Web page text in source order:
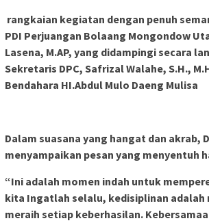
rangkaian kegiatan dengan penuh
PDI Perjuangan Bolaang Mongondow
Lasena, M.AP, yang didampingi secara
Sekretaris DPC, Safrizal Walahe, S.H.,
Bendahara HI.Abdul Mulo Daeng Mulisa
Dalam suasana yang hangat dan akrab,
menyampaikan pesan yang menyentuh
“Ini adalah momen indah untuk
kita Ingatlah selalu, kedisiplinan
meraih setiap keberhasilan.